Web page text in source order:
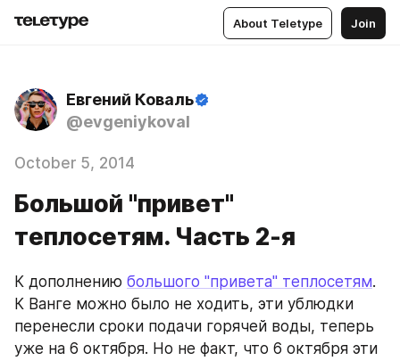
About Teletype Join
Евгений Коваль
@evgeniykoval
October 5, 2014
Большой "привет"
теплосетям. Часть 2-я
К дополнению большого "привета" теплосетям.
К Ванге можно было не ходить, эти ублюдки
перенесли сроки подачи горячей воды, теперь
уже на 6 октября. Но не факт, что 6 октября эти